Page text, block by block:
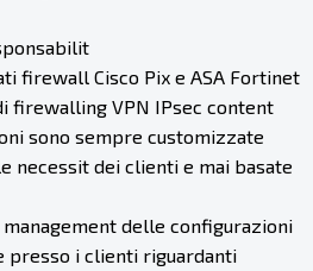
firewall Cisco Pix e ASA Fortinet
firewalling VPN IPsec content
sono sempre customizzate
necessit dei clienti e mai basate
delle configurazioni
presso i clienti riguardanti